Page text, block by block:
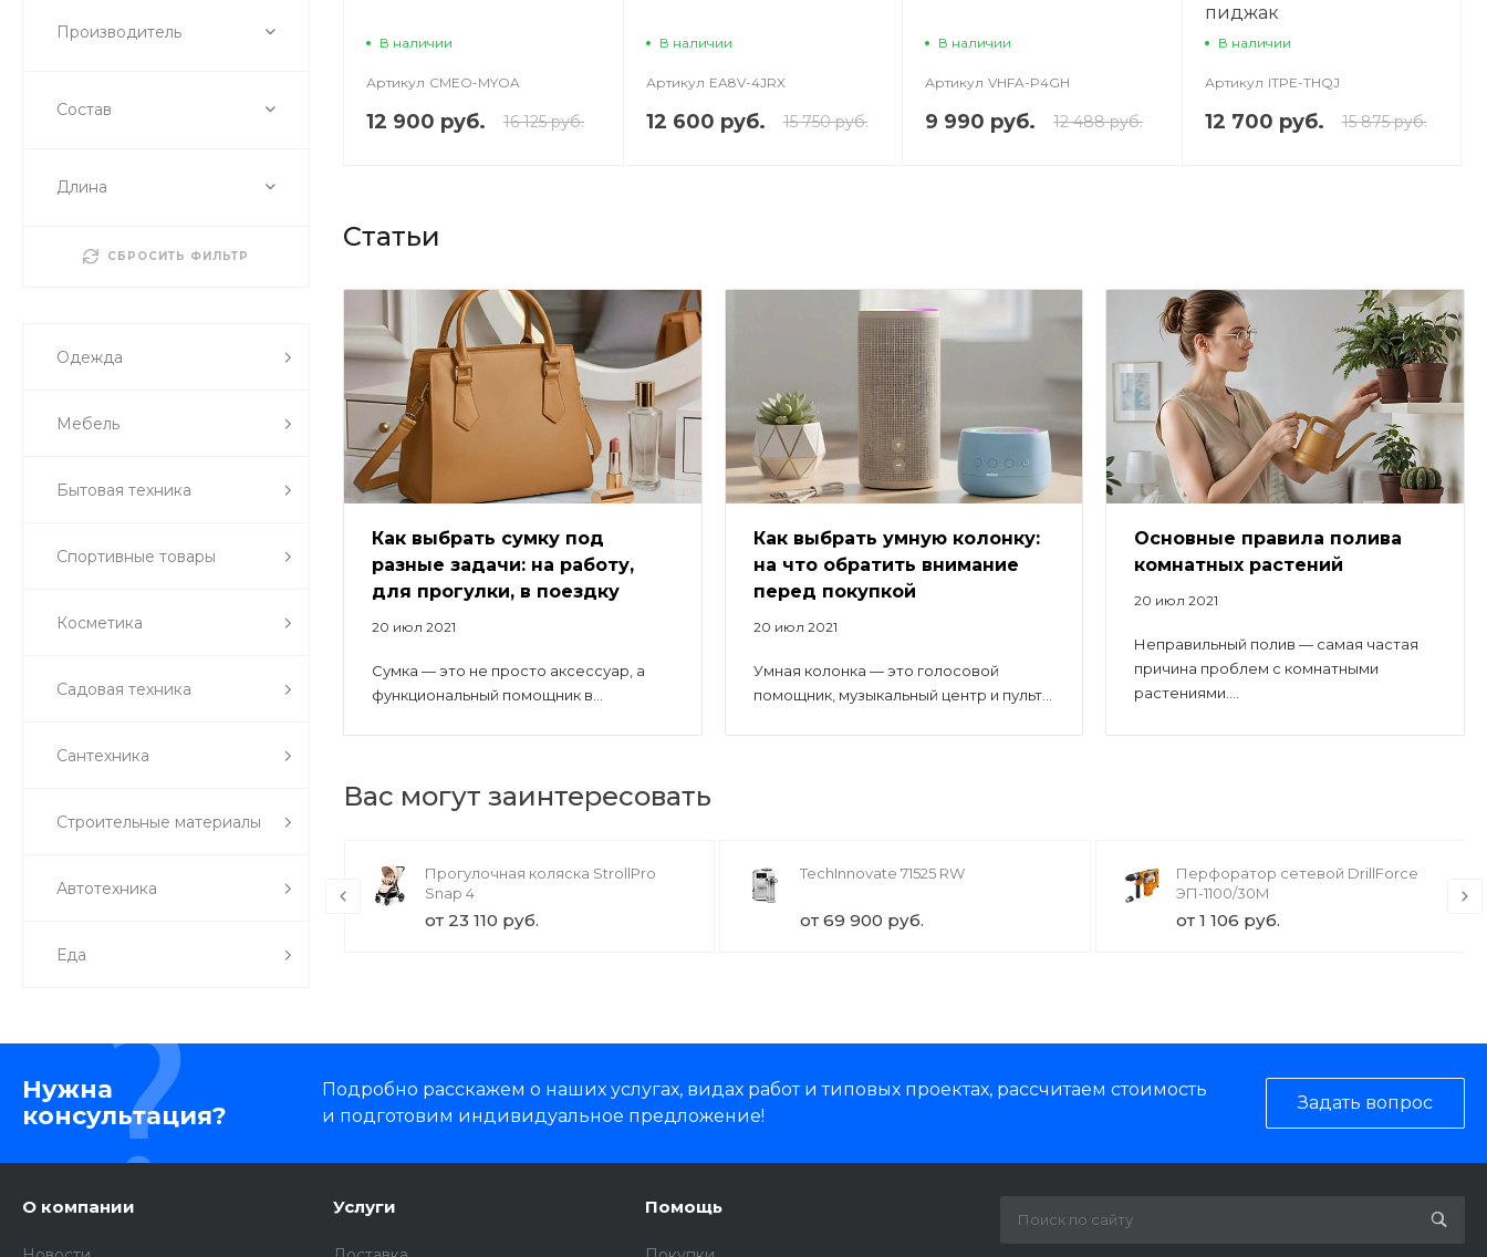
Производитель
Состав
Длина
СБРОСИТЬ ФИЛЬТР
Одежда
Мебель
Бытовая техника
Спортивные товары
Косметика
Садовая техника
Сантехника
Строительные материалы
Автотехника
Еда
В наличии
Артикул CMEO-MYOA
12 900 руб. 16 125 руб.
В наличии
Артикул EA8V-4JRX
12 600 руб. 15 750 руб.
В наличии
Артикул VHFA-P4GH
9 990 руб. 12 488 руб.
пиджак
В наличии
Артикул ITPE-THQJ
12 700 руб. 15 875 руб.
Статьи
Как выбрать сумку под
разные задачи: на работу,
для прогулки, в поездку
20 июл 2021
Сумка — это не просто аксессуар, а
функциональный помощник в...
Как выбрать умную колонку:
на что обратить внимание
перед покупкой
20 июл 2021
Умная колонка — это голосовой
помощник, музыкальный центр и пульт...
Основные правила полива
комнатных растений
20 июл 2021
Неправильный полив — самая частая
причина проблем с комнатными
растениями....
Вас могут заинтересовать
с набором)
Прогулочная коляска StrollPro
Snap 4
от 23 110 руб.
TechInnovate 71525 RW
от 69 900 руб.
Перфоратор сетевой DrillForce
ЭП-1100/30М
от 1 106 руб.
Нужна
консультация?
Подробно расскажем о наших услугах, видах работ и типовых проектах, рассчитаем стоимость
и подготовим индивидуальное предложение!
Задать вопрос
О компании Услуги Помощь